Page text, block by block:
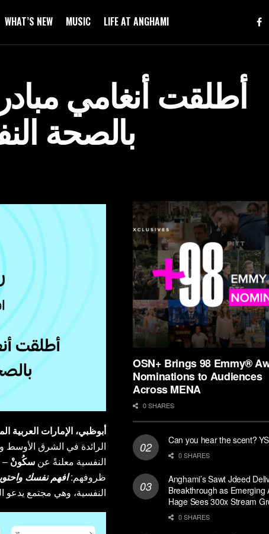
WHAT’S NEW MUSIC LIFE AT ANGHAMI
أطلقت أنغامي
بالصحة
أبوظبي، الإمارات العربية المتحدة – 5 يونيو 2023
الرائدة في الشرق الأوسط
النفسية معلنةً عن سكُونْ –
ظروفهم:افهم نفسك
النفسية، وهي مجتمع يدعو
OSN+ Brings 98 Emmy®
Nominations to Audiences
Across MENA
0 SHARES
Can you hear the scent?
0 SHARES
Anghami’s Sawt Jdeed
Breakthrough as Emerging
Hage Sees 300x Stream
0 SHARES